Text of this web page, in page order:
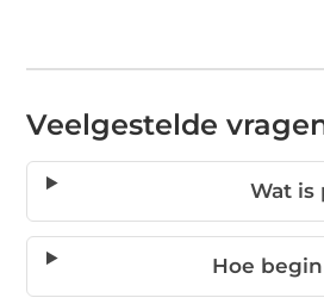
Veelgestelde
Wat is
Hoe